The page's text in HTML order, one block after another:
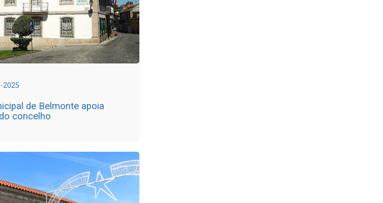
2025
de Belmonte apoia
concelho